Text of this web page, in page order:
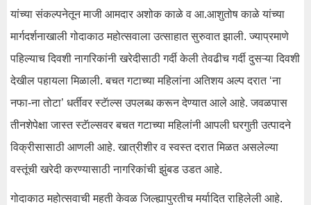
यांच्या संकल्पनेतून माजी आमदार अशोक काळे व आ.आशुतोष काळे यांच्या
मार्गदर्शनाखाली गोदाकाठ महोत्सवाला उत्साहात सुरुवात झाली. ज्याप्रमाणे
पहिल्याच दिवशी नागरिकांनी खरेदीसाठी गर्दी केली तेवढीच गर्दी दुसऱ्या दिवशी
देखील पहायला मिळाली. बचत गटाच्या महिलांना अतिशय अल्प दरात ‘ना
नफा-ना तोटा’ धर्तीवर स्टॅाल्स उपलब्ध करून देण्यात आले आहे. जवळपास
तीनशेपेक्षा जास्त स्टॅाल्सवर बचत गटाच्या महिलांनी आपली घरगुती उत्पादने
विक्रीसासाठी आणली आहे. खात्रीशीर व स्वस्त दरात मिळत असलेल्या
वस्तूंची खरेदी करण्यासाठी नागरिकांची झुंबड उडत आहे.
गोदाकाठ महोत्सवाची महती केवळ जिल्ह्यापुरतीच मर्यादित राहिलेली आहे.